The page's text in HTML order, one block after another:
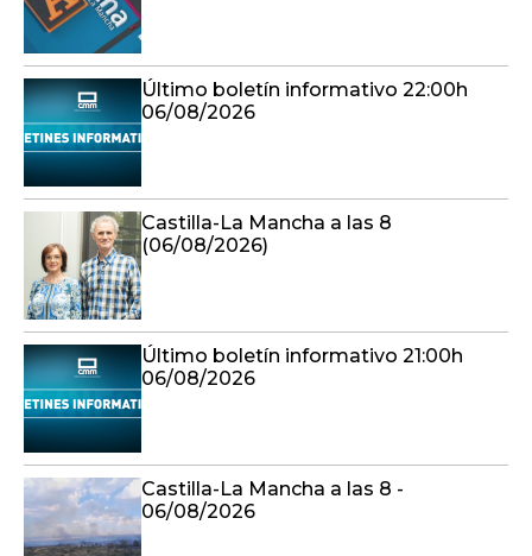
Último boletín informativo 22:00h
06/08/2026
Castilla-La Mancha a las 8
(06/08/2026)
Último boletín informativo 21:00h
06/08/2026
Castilla-La Mancha a las 8 -
06/08/2026